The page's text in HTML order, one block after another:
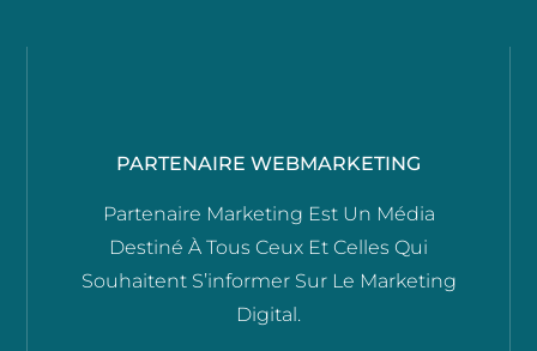
PARTENAIRE WEBMARKETING
Partenaire Marketing Est Un Média
Destiné À Tous Ceux Et Celles Qui
Souhaitent S’informer Sur Le Marketing
Digital.